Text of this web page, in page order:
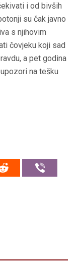
i od bivših
su čak javno
s njihovim
čovjeku koji sad
a pet godina
na tešku